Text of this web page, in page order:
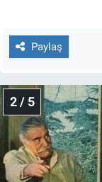
Paylaş
2 / 5
Ne demişti
Nedir
Popüler
Programlar